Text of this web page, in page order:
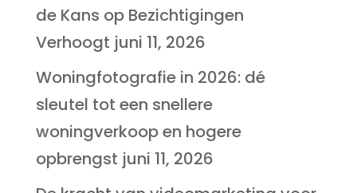
de Kans op Bezichtigingen
Verhoogt juni 11, 2026
Woningfotografie in 2026: dé
sleutel tot een snellere
woningverkoop en hogere
opbrengst juni 11, 2026